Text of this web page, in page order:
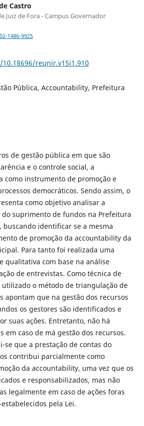
Castro
Juiz de Fora - Campus Governador
1486-9925
reunir.v15i1.910
Pública, Accountability, Prefeitura
de gestão pública em que são
e o controle social, a
como instrumento de promoção e
democráticos. Sendo assim, o
como objetivo analisar a
do suprimento de fundos na Prefeitura
buscando identificar se a mesma
de promoção da accountability da
Para tanto foi realizada uma
qualitativa com base na análise
de entrevistas. Como técnica de
o método de triangulação de
apontam que na gestão dos recursos
os gestores são identificados e
suas ações. Entretanto, não há
em caso de má gestão dos recursos.
se que a prestação de contas do
contribui parcialmente como
da accountability, uma vez que os
e responsabilizados, mas não
legalmente em caso de ações foras
pela Lei.